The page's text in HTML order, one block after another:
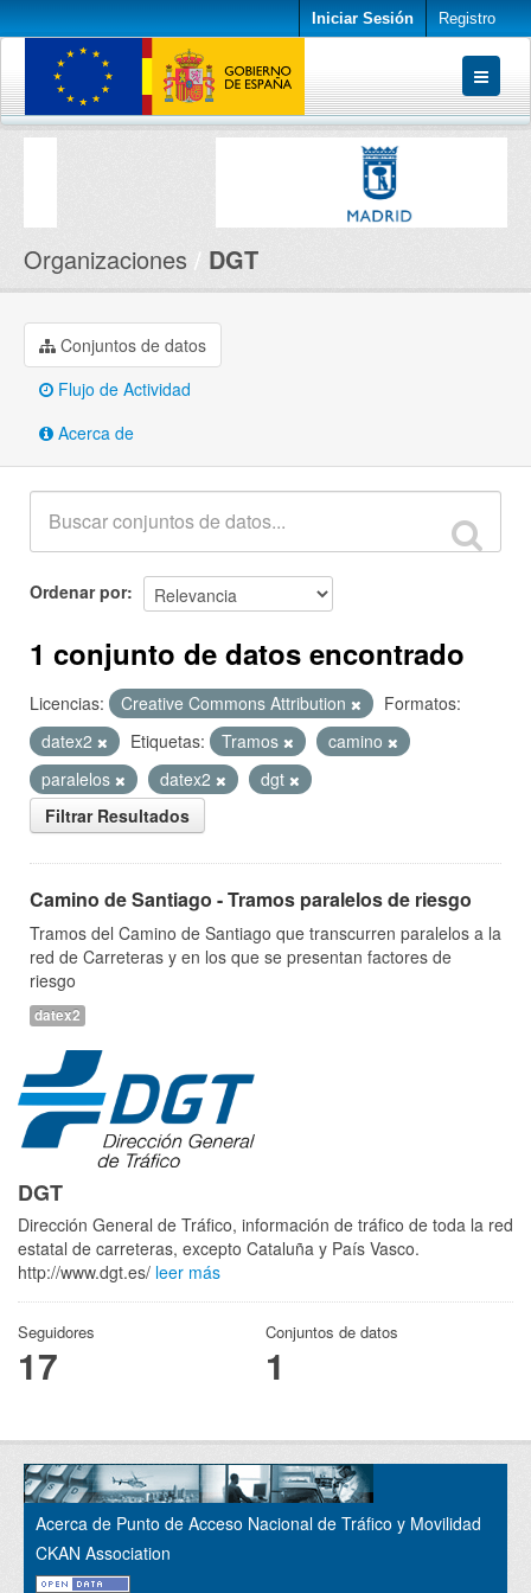
Iniciar Sesión Registro
Conjuntos de datos
Organizaciones DGT
Conjuntos de datos
Flujo de Actividad
Acerca de
Ordenar por
1 conjunto de datos encontrado
Licencias: Creative Commons Attribution
Formatos:
datex2
Etiquetas: Tramos
camino
paralelos
datex2
dgt
Filtrar Resultados
Camino de Santiago - Tramos paralelos de riesgo
Tramos del Camino de Santiago que transcurren paralelos a la
red de Carreteras y en los que se presentan factores de
riesgo
datex2
DGT
Dirección General de Tráfico, información de tráfico de toda la red
estatal de carreteras, excepto Cataluña y País Vasco.
http://www.dgt.es/ leer más
Seguidores
17
Conjuntos de datos
1
Acerca de Punto de Acceso Nacional de Tráfico y Movilidad
CKAN Association